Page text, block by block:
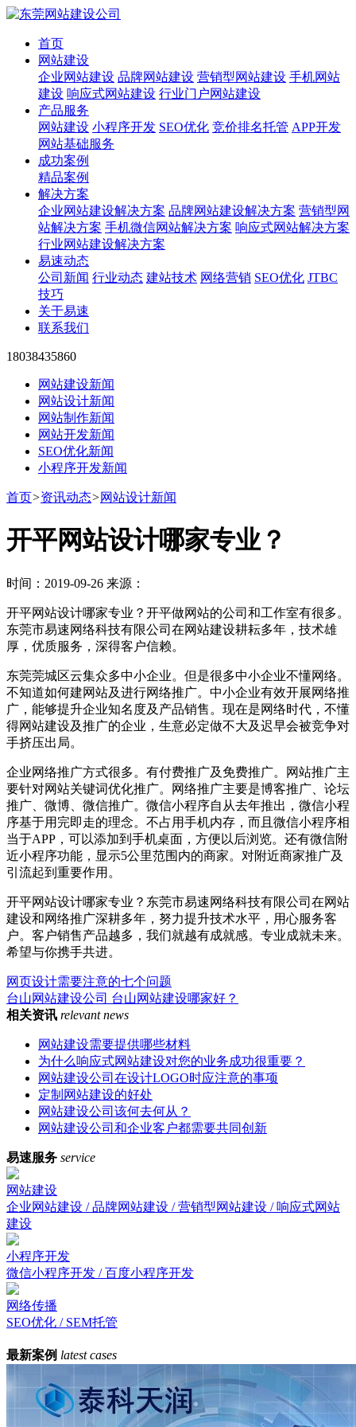
首页
网站建设
企业网站建设 品牌网站建设 营销型网站建设 手机网站
建设 响应式网站建设 行业门户网站建设
产品服务
网站建设 小程序开发 SEO优化 竞价排名托管 APP开发
网站基础服务
成功案例
精品案例
解决方案
企业网站建设解决方案 品牌网站建设解决方案 营销型网
站解决方案 手机微信网站解决方案 响应式网站解决方案
行业网站建设解决方案
易速动态
公司新闻 行业动态 建站技术 网络营销 SEO优化 JTBC
技巧
关于易速
联系我们
18038435860
网站建设新闻
网站设计新闻
网站制作新闻
网站开发新闻
SEO优化新闻
小程序开发新闻
首页>资讯动态>网站设计新闻
开平网站设计哪家专业？
时间：2019-09-26 来源：
开平网站设计哪家专业？开平做网站的公司和工作室有很多。
东莞市易速网络科技有限公司在网站建设耕耘多年，技术雄
厚，优质服务，深得客户信赖。
东莞莞城区云集众多中小企业。但是很多中小企业不懂网络。
不知道如何建网站及进行网络推广。中小企业有效开展网络推
广，能够提升企业知名度及产品销售。现在是网络时代，不懂
得网站建设及推广的企业，生意必定做不大及迟早会被竞争对
手挤压出局。
企业网络推广方式很多。有付费推广及免费推广。网站推广主
要针对网站关键词优化推广。网络推广主要是博客推广、论坛
推广、微博、微信推广。微信小程序自从去年推出，微信小程
序基于用完即走的理念。不占用手机内存，而且微信小程序相
当于APP，可以添加到手机桌面，方便以后浏览。还有微信附
近小程序功能，显示5公里范围内的商家。对附近商家推广及
引流起到重要作用。
开平网站设计哪家专业？东莞市易速网络科技有限公司在网站
建设和网络推广深耕多年，努力提升技术水平，用心服务客
户。客户销售产品越多，我们就越有成就感。专业成就未来。
希望与你携手共进。
网页设计需要注意的七个问题
台山网站建设公司 台山网站建设哪家好？
相关资讯 relevant news
网站建设需要提供哪些材料
为什么响应式网站建设对您的业务成功很重要？
网站建设公司在设计LOGO时应注意的事项
定制网站建设的好处
网站建设公司该何去何从？
网站建设公司和企业客户都需要共同创新
易速服务 service
网站建设
企业网站建设 / 品牌网站建设 / 营销型网站建设 / 响应式网站
建设
小程序开发
微信小程序开发 / 百度小程序开发
网络传播
SEO优化 / SEM托管
最新案例 latest cases